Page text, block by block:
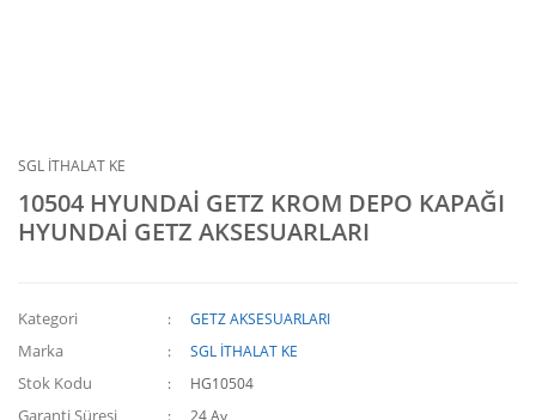
SGL İTHALAT KE
10504 HYUNDAİ GETZ KROM DEPO KAPAĞI
HYUNDAİ GETZ AKSESUARLARI
Kategori GETZ AKSESUARLARI
Marka SGL İTHALAT KE
Stok Kodu HG10504
Garanti Süresi 24 Ay